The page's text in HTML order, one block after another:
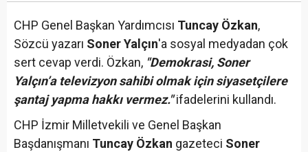
CHP Genel Başkan Yardımcısı Tuncay Özkan,
Sözcü yazarı Soner Yalçın'a sosyal medyadan çok
sert cevap verdi. Özkan, "Demokrasi, Soner
Yalçın’a televizyon sahibi olmak için siyasetçilere
şantaj yapma hakkı vermez."ifadelerini kullandı.
CHP İzmir Milletvekili ve Genel Başkan
Başdanışmanı Tuncay Özkan gazeteci Soner